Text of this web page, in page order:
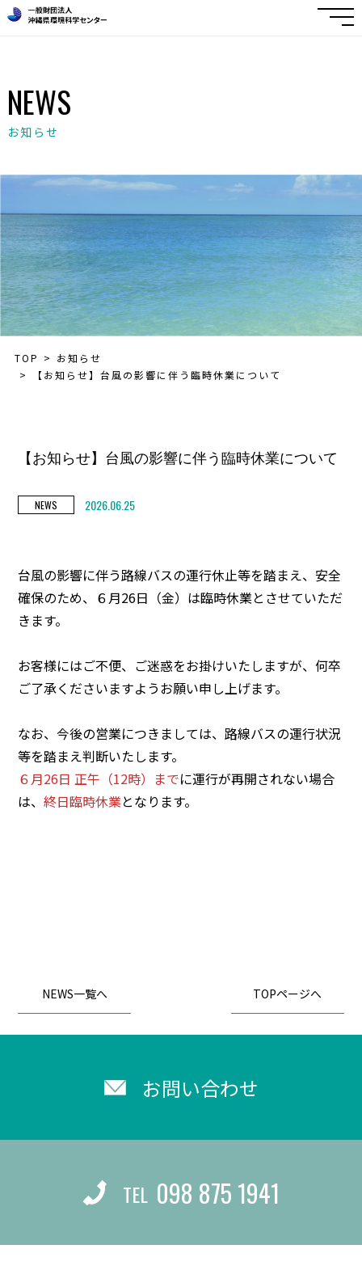
NEWS
お知らせ
TOP
お知らせ
【お知らせ】台風の影響に伴う臨時休業について
【お知らせ】台風の影響に伴う臨時休業について
NEWS 2026.06.25
台風の影響に伴う路線バスの運行休止等を踏まえ、安全
確保のため、６月26日（金）は臨時休業とさせていただ
きます。
お客様にはご不便、ご迷惑をお掛けいたしますが、何卒
ご了承くださいますようお願い申し上げます。
なお、今後の営業につきましては、路線バスの運行状況
等を踏まえ判断いたします。
６月26日 正午（12時）までに運行が再開されない場合
は、終日臨時休業となります。
NEWS一覧へ TOPページへ
お問い合わせ
TEL 098 875 1941